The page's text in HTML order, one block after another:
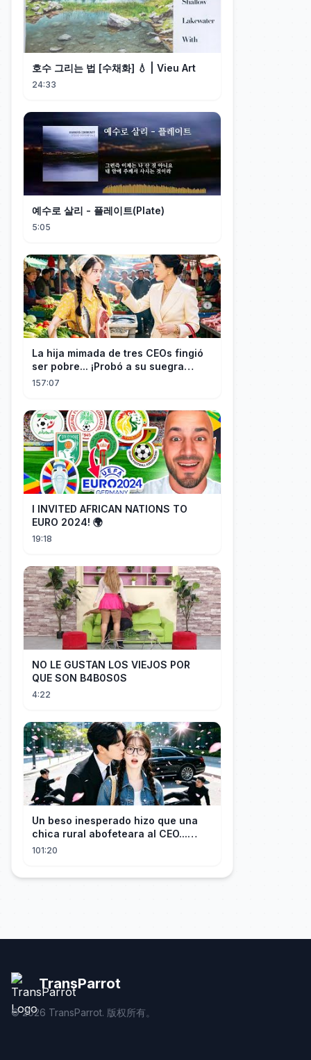
호수 그리는 법 [수채화] 💧 | Vieu Art
24:33
예수로 살리 - 플레이트(Plate)
5:05
La hija mimada de tres CEOs fingió
ser pobre... ¡Probó a su suegra
codiciosa y tuvo final delicioso!
157:07
I INVITED AFRICAN NATIONS TO
EURO 2024! 🌍
19:18
NO LE GUSTAN LOS VIEJOS POR
QUE SON B4B0S0S
4:22
Un beso inesperado hizo que una
chica rural abofeteara al CEO...
¡Pero él cayó rendido por ella!
101:20
TransParrot
©2026 TransParrot. 版权所有。